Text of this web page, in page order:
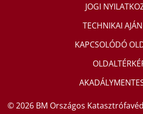
JOGI
TECHNIKAI
KAPCSOLÓDÓ
© 2026 BM Országos